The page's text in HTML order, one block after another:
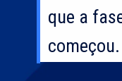
que a
começou.
que a
começou.